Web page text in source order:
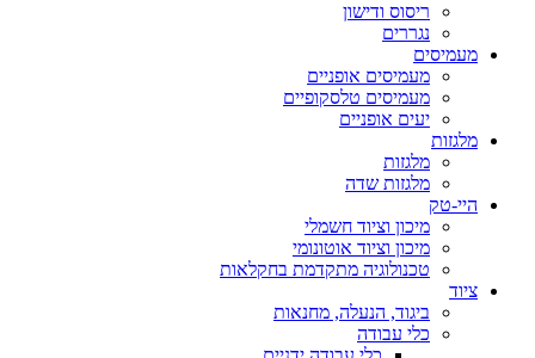
ריסוס ודישון
נגררים
מעמיסים
מעמיסים אופניים
מעמיסים טלסקופיים
יעים אופניים
מלגזות
מלגזות
מלגזות שדה
היי-טק
מיכון וציוד חשמלי
מיכון וציוד אוטונומי
טכנולוגיה מתקדמת בחקלאות
ציוד
ביגוד, הנעלה, מחנאות
כלי עבודה